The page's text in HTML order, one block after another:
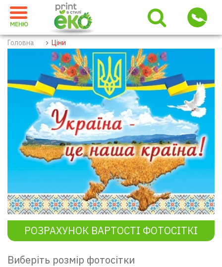
МЕНЮ
Головна Ціни
РОЗРАХУНОК ВАРТОСТІ ФОТОСІТКІ
Виберіть розмір фотосітки